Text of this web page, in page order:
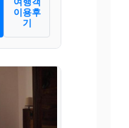
이용후
기